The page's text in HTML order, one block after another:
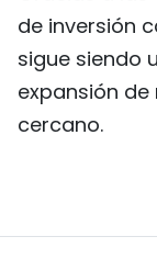
de inversión
sigue siendo
expansión
cercano.